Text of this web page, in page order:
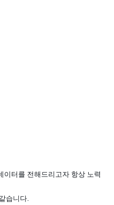
이터를 전해드리고자 항상 노력
습니다.